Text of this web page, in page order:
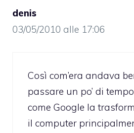
denis
03/05/2010 alle 17:06
Così com’era andava
passare un po’ di
come Google la
il computer